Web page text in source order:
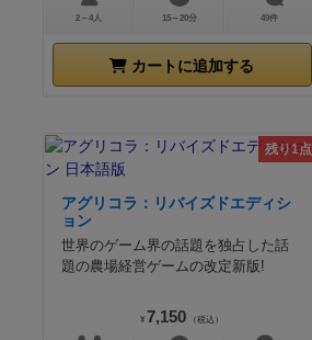
2～4人 15～20分 49件
カートに追加する
残り1点
アグリコラ：リバイズドエディシ
ョン
世界のゲーム界の話題を独占した話
題の農場経営ゲームの改定新版!
¥ 7,150 （税込）